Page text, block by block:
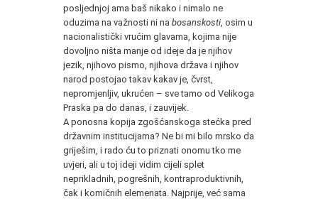
posljednjoj ama baš nikako i nimalo ne
oduzima na važnosti ni na bosanskosti , osim u
nacionalistički vrućim glavama, kojima nije
dovoljno ništa manje od ideje da je njihov
jezik, njihovo pismo, njihova država i njihov
narod postojao takav kakav je, čvrst,
nepromjenljiv, ukrućen – sve tamo od Velikoga
Praska pa do danas, i zauvijek.
A ponosna kopija zgošćanskoga stećka pred
državnim institucijama? Ne bi mi bilo mrsko da
griješim, i rado ću to priznati onomu tko me
uvjeri, ali u toj ideji vidim cijeli splet
neprikladnih, pogrešnih, kontraproduktivnih,
čak i komičnih elemenata. Najprije, već sama